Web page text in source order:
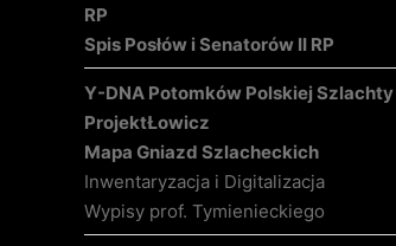
RP
Spis Posłów i Senatorów II RP
Y-DNA Potomków Polskiej Szlachty
ProjektŁowicz
Mapa Gniazd Szlacheckich
Inwentaryzacja i Digitalizacja
Wypisy prof. Tymienieckiego